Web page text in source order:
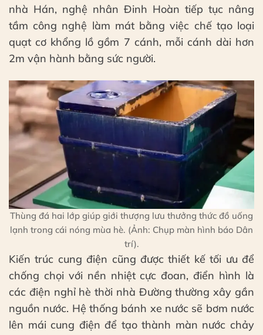
nhà Hán, nghệ nhân Đinh Hoàn tiếp tục nâng
tầm công nghệ làm mát bằng việc chế tạo loại
quạt cơ khổng lồ gồm 7 cánh, mỗi cánh dài hơn
2m vận hành bằng sức người.
Thùng đá hai lớp giúp giới thượng lưu thưởng thức đồ uống
lạnh trong cái nóng mùa hè. (Ảnh: Chụp màn hình báo Dân
trí).
Kiến trúc cung điện cũng được thiết kế tối ưu để
chống chọi với nền nhiệt cực đoan, điển hình là
các điện nghỉ hè thời nhà Đường thường xây gần
nguồn nước. Hệ thống bánh xe nước sẽ bơm nước
lên mái cung điện để tạo thành màn nước chảy